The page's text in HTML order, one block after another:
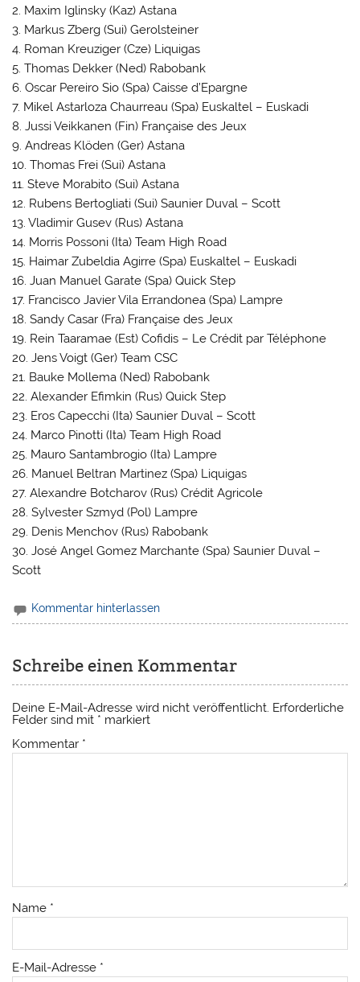
2. Maxim Iglinsky (Kaz) Astana
3. Markus Zberg (Sui) Gerolsteiner
4. Roman Kreuziger (Cze) Liquigas
5. Thomas Dekker (Ned) Rabobank
6. Oscar Pereiro Sio (Spa) Caisse d’Epargne
7. Mikel Astarloza Chaurreau (Spa) Euskaltel – Euskadi
8. Jussi Veikkanen (Fin) Française des Jeux
9. Andreas Klöden (Ger) Astana
10. Thomas Frei (Sui) Astana
11. Steve Morabito (Sui) Astana
12. Rubens Bertogliati (Sui) Saunier Duval – Scott
13. Vladimir Gusev (Rus) Astana
14. Morris Possoni (Ita) Team High Road
15. Haimar Zubeldia Agirre (Spa) Euskaltel – Euskadi
16. Juan Manuel Garate (Spa) Quick Step
17. Francisco Javier Vila Errandonea (Spa) Lampre
18. Sandy Casar (Fra) Française des Jeux
19. Rein Taaramae (Est) Cofidis – Le Crédit par Téléphone
20. Jens Voigt (Ger) Team CSC
21. Bauke Mollema (Ned) Rabobank
22. Alexander Efimkin (Rus) Quick Step
23. Eros Capecchi (Ita) Saunier Duval – Scott
24. Marco Pinotti (Ita) Team High Road
25. Mauro Santambrogio (Ita) Lampre
26. Manuel Beltran Martinez (Spa) Liquigas
27. Alexandre Botcharov (Rus) Crédit Agricole
28. Sylvester Szmyd (Pol) Lampre
29. Denis Menchov (Rus) Rabobank
30. José Angel Gomez Marchante (Spa) Saunier Duval –
Scott
Kommentar hinterlassen
Schreibe einen Kommentar
Deine E-Mail-Adresse wird nicht veröffentlicht. Erforderliche
Felder sind mit * markiert
Kommentar *
Name *
E-Mail-Adresse *